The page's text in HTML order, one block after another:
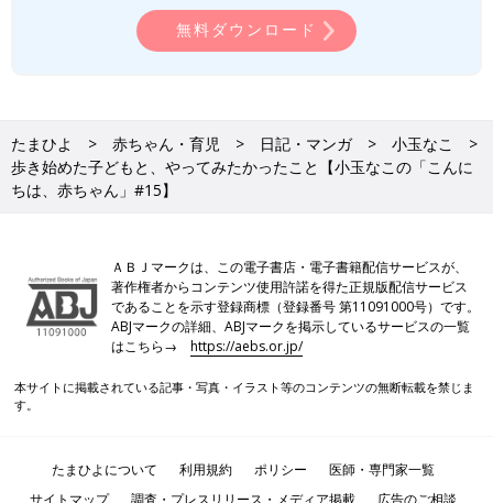
無料ダウンロード
たまひよ 赤ちゃん・育児 日記・マンガ
小玉なこ
歩き始めた子どもと、やってみたかったこと【小玉なこの「こんに
ちは、赤ちゃん」#15】
ＡＢＪマークは、この電子書店・電子書籍配信サービスが、
著作権者からコンテンツ使用許諾を得た正規版配信サービス
であることを示す登録商標（登録番号 第11091000号）です。
ABJマークの詳細、ABJマークを掲示しているサービスの一覧
はこちら→https://aebs.or.jp/
本サイトに掲載されている記事・写真・イラスト等のコンテンツの無断転載を禁じま
す。
たまひよについて 利用規約 ポリシー
医師・専門家一覧